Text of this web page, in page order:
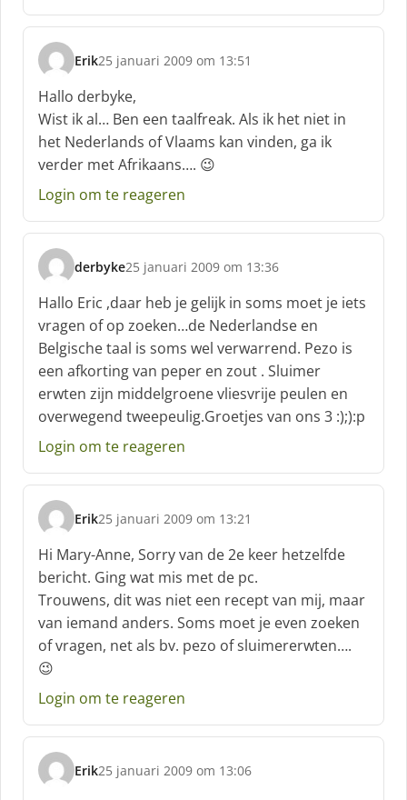
f
Erik
s
c
h
r
e
e
:
25 januari 2009 om 13:51
Hallo derbyke,
Wist ik al… Ben een taalfreak. Als ik het niet in
het Nederlands of Vlaams kan vinden, ga ik
verder met Afrikaans…. 😉
Login om te reageren
derbyke
s
c
h
r
e
e
f
25 januari 2009 om 13:36
Hallo Eric ,daar heb je gelijk in soms moet je iets
vragen of op zoeken…de Nederlandse en
Belgische taal is soms wel verwarrend. Pezo is
een afkorting van peper en zout . Sluimer
erwten zijn middelgroene vliesvrije peulen en
overwegend tweepeulig.Groetjes van ons 3 :);):p
Login om te reageren
Erik
s
c
h
r
e
e
f
:
25 januari 2009 om 13:21
Hi Mary-Anne, Sorry van de 2e keer hetzelfde
bericht. Ging wat mis met de pc.
Trouwens, dit was niet een recept van mij, maar
van iemand anders. Soms moet je even zoeken
of vragen, net als bv. pezo of sluimererwten….
😉
Login om te reageren
Erik
s
25 januari 2009 om 13:06